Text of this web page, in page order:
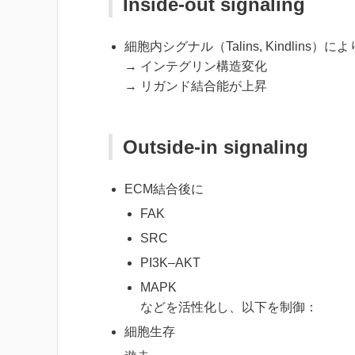
細胞内シグナル（Talins, Kindlins）によ
→ インテグリン構造変化
→ リガンド結合能が上昇
Outside-in signaling
ECM結合後に
FAK
SRC
PI3K–AKT
MAPK
などを活性化し、以下を制御：
細胞生存